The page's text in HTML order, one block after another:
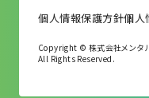
Copyright © 株式会社メンタ
All Rights Reserved.
個人情報保護方針個人